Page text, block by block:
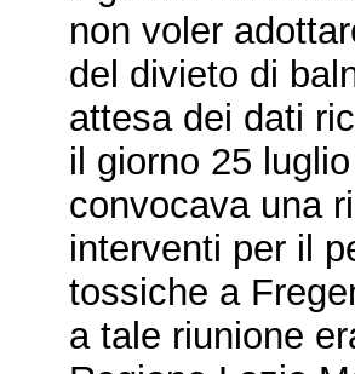
non voler
del divieto di
attesa dei dati
il giorno 25
convocava una
interventi per il
tossiche a
a tale riunione